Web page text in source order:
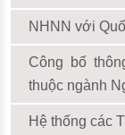
NHNN với
Công bố
thuộc ngành
Hệ thống các